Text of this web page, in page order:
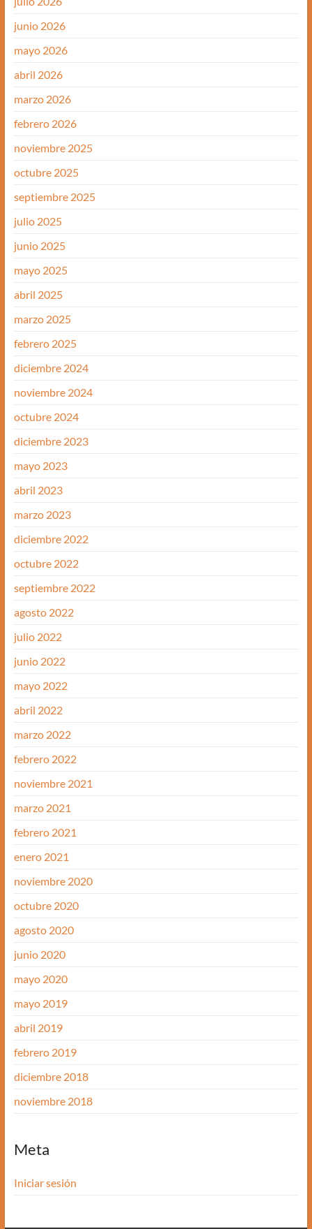
junio 2026
mayo 2026
abril 2026
marzo 2026
febrero 2026
noviembre 2025
octubre 2025
septiembre 2025
julio 2025
junio 2025
mayo 2025
abril 2025
marzo 2025
febrero 2025
diciembre 2024
noviembre 2024
octubre 2024
diciembre 2023
mayo 2023
abril 2023
marzo 2023
diciembre 2022
octubre 2022
septiembre 2022
agosto 2022
julio 2022
junio 2022
mayo 2022
abril 2022
marzo 2022
febrero 2022
noviembre 2021
marzo 2021
febrero 2021
enero 2021
noviembre 2020
octubre 2020
agosto 2020
junio 2020
mayo 2020
mayo 2019
abril 2019
febrero 2019
diciembre 2018
noviembre 2018
Meta
Iniciar sesión